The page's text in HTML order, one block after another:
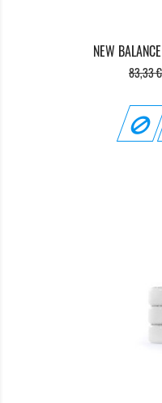
NEW
Prix
de
base
83,33 €